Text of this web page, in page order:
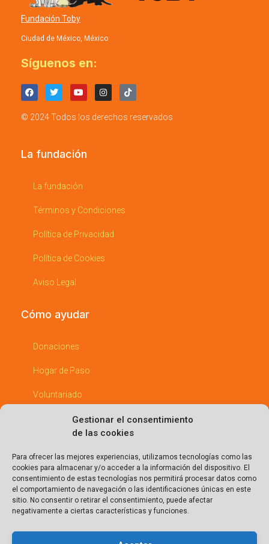
Gestionar el consentimiento
de las cookies
Para ofrecer las mejores experiencias, utilizamos tecnologías como las
cookies para almacenar y/o acceder a la información del dispositivo. El
consentimiento de estas tecnologías nos permitirá procesar datos como
el comportamiento de navegación o las identificaciones únicas en este
sitio. No consentir o retirar el consentimiento, puede afectar
negativamente a ciertas características y funciones.
Fundación Toby
Ciudad de México, México
Síguenos en:
© 2024 Todos los derechos reservados
La fundación
La fundación
Términos y Condiciones
Política de Privacidad
Política de Cookies
Aviso Legal
Cómo ayudar
Donaciones
Hogar de Paso
Voluntariado
Entérate
Eventos
Blog